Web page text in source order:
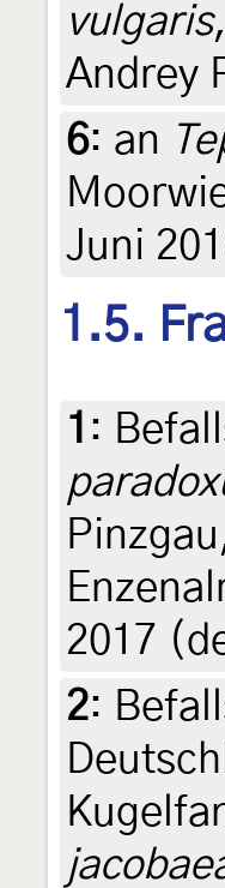
vulgaris
Andrey
6: an
Juni
1.5.
1 :
2017
2: